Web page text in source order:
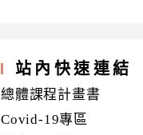
站內快速連結
總體課程計畫書
Covid-19專區